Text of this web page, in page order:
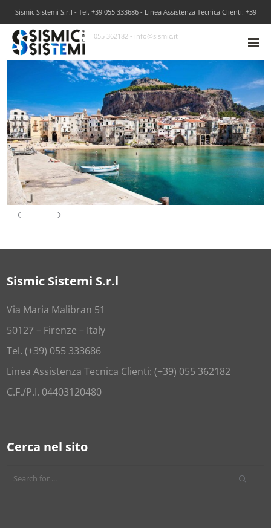
Sismic Sistemi S.r.l - Tel. +39 055 333686 - Linea Assistenza Tecnica Clienti: +39
055 362182 - info@sismic.it
Sismic Sistemi S.r.l
Via Maria Malibran 51
50127 – Firenze – Italy
Tel. (+39) 055 333686
Linea Assistenza Tecnica Clienti: (+39) 055 362182
C.F./P.I. 04403120480
Cerca nel sito